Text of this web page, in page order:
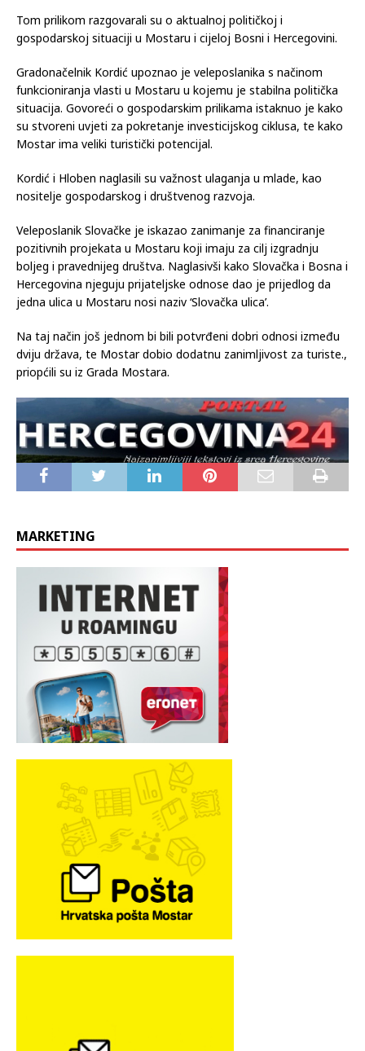
Tom prilikom razgovarali su o aktualnoj političkoj i
gospodarskoj situaciji u Mostaru i cijeloj Bosni i Hercegovini.
Gradonačelnik Kordić upoznao je veleposlanika s načinom
funkcioniranja vlasti u Mostaru u kojemu je stabilna politička
situacija. Govoreći o gospodarskim prilikama istaknuo je kako
su stvoreni uvjeti za pokretanje investicijskog ciklusa, te kako
Mostar ima veliki turistički potencijal.
Kordić i Hloben naglasili su važnost ulaganja u mlade, kao
nositelje gospodarskog i društvenog razvoja.
Veleposlanik Slovačke je iskazao zanimanje za financiranje
pozitivnih projekata u Mostaru koji imaju za cilj izgradnju
boljeg i pravednijeg društva. Naglasivši kako Slovačka i Bosna i
Hercegovina njeguju prijateljske odnose dao je prijedlog da
jedna ulica u Mostaru nosi naziv ‘Slovačka ulica’.
Na taj način još jednom bi bili potvrđeni dobri odnosi između
dviju država, te Mostar dobio dodatnu zanimljivost za turiste.,
priopćili su iz Grada Mostara.
MARKETING